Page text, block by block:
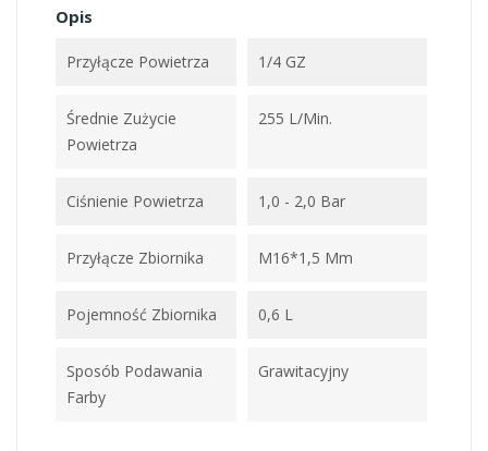
Opis
Przyłącze Powietrza 1/4 GZ
Średnie Zużycie
Powietrza
255 L/min.
Ciśnienie Powietrza 1,0 - 2,0 Bar
Przyłącze Zbiornika M16*1,5 Mm
Pojemność Zbiornika 0,6 L
Sposób Podawania
Farby
Grawitacyjny